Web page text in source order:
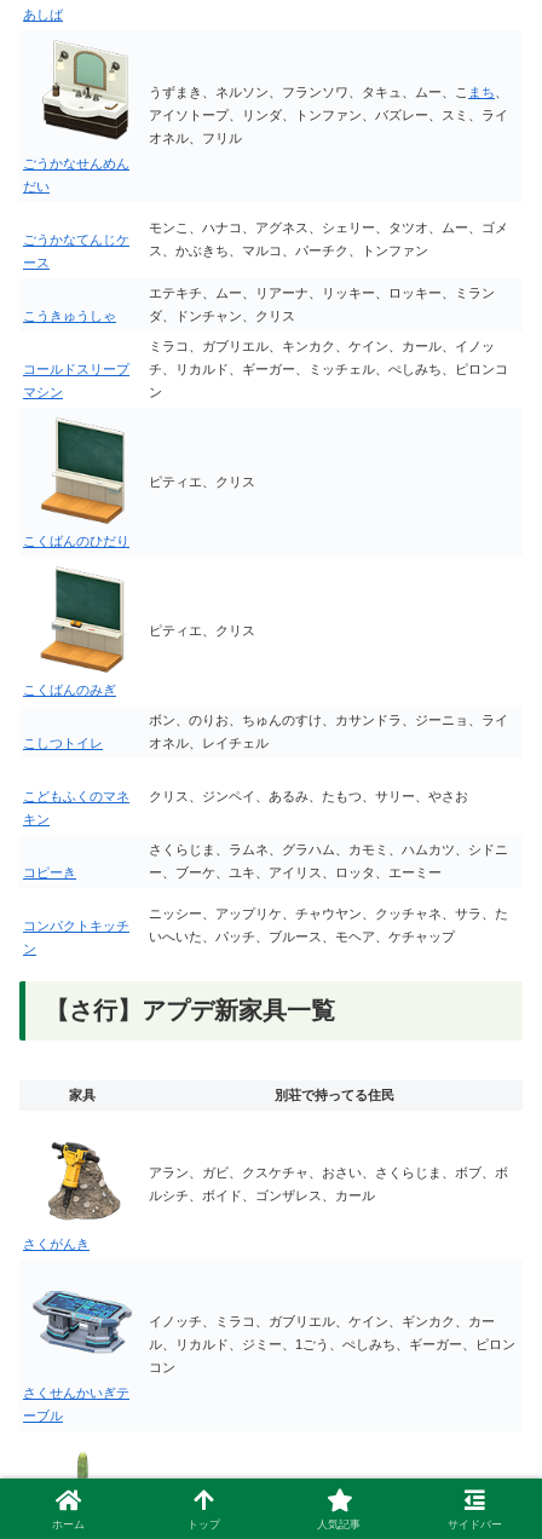
あしば
ごうかなせんめん
だい
うずまき、ネルソン、フランソワ、タキュ、ムー、こ まち
アイソトープ、リンダ、トンファン、バズレー、スミ、ライ
オネル、フリル
ごうかなてんじケ
ース
モンこ、ハナコ、アグネス、シェリー、タツオ、ムー、ゴメ
ス、かぶきち、マルコ、パーチク、トンファン
こうきゅうしゃ
エテキチ、ムー、リアーナ、リッキー、ロッキー、ミラン
ダ、ドンチャン、クリス
コールドスリープ
マシン
ミラコ、ガブリエル、キンカク、ケイン、カール、イノッ
チ、リカルド、ギーガー、ミッチェル、ぺしみち、ピロンコ
ン
こくばんのひだり
ピティエ、クリス
こくばんのみぎ
ピティエ、クリス
こしつトイレ
ボン、のりお、ちゅんのすけ、カサンドラ、ジーニョ、ライ
オネル、レイチェル
こどもふくのマネ
キン
クリス、ジンペイ、あるみ、たもつ、サリー、やさお
コピーき
さくらじま、ラムネ、グラハム、カモミ、ハムカツ、シドニ
ー、ブーケ、ユキ、アイリス、ロッタ、エーミー
コンパクトキッチ
ン
ニッシー、アップリケ、チャウヤン、クッチャネ、サラ、た
いへいた、パッチ、ブルース、モヘア、ケチャップ
【さ行】アプデ新家具一覧
家具 別荘で持ってる住民
さくがんき
アラン、ガビ、クスケチャ、おさい、さくらじま、ボブ、ボ
ルシチ、ボイド、ゴンザレス、カール
さくせんかいぎテ
ーブル
イノッチ、ミラコ、ガブリエル、ケイン、ギンカク、カー
ル、リカルド、ジミー、1ごう、ぺしみち、ギーガー、ピロン
コン
まんたろう、サバンナ、ポンチョ、みみぃ、ペチュニア、あ
るみ、アポロ、のぶお、ももこ、
ホーム トップ 人気記事 サイドバー